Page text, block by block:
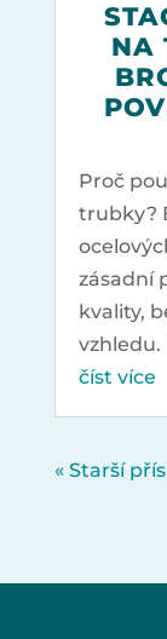
NA
Proč
trubky?
zásadní
kvality,
vzhledu.
číst více
« Starší